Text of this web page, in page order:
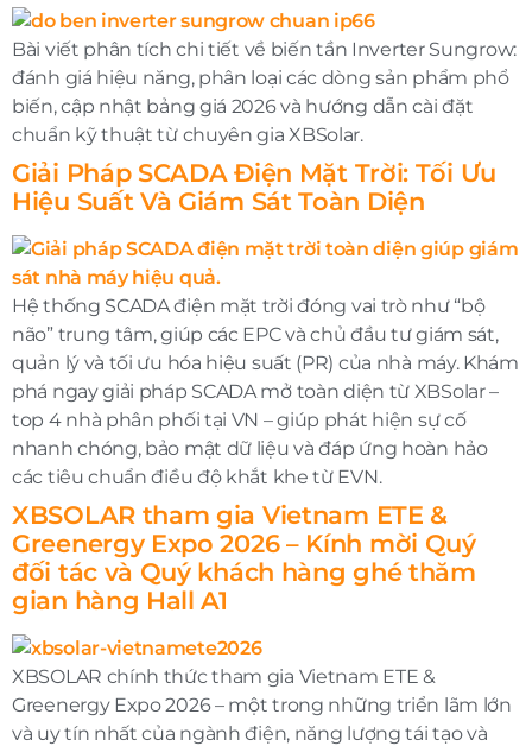
Bài viết phân tích chi tiết về biến tần Inverter Sungrow:
đánh giá hiệu năng, phân loại các dòng sản phẩm phổ
biến, cập nhật bảng giá 2026 và hướng dẫn cài đặt
chuẩn kỹ thuật từ chuyên gia XBSolar.
Giải Pháp SCADA Điện Mặt Trời: Tối Ưu
Hiệu Suất Và Giám Sát Toàn Diện
Hệ thống SCADA điện mặt trời đóng vai trò như “bộ
não” trung tâm, giúp các EPC và chủ đầu tư giám sát,
quản lý và tối ưu hóa hiệu suất (PR) của nhà máy. Khám
phá ngay giải pháp SCADA mở toàn diện từ XBSolar –
top 4 nhà phân phối tại VN – giúp phát hiện sự cố
nhanh chóng, bảo mật dữ liệu và đáp ứng hoàn hảo
các tiêu chuẩn điều độ khắt khe từ EVN.
XBSOLAR tham gia Vietnam ETE &
Greenergy Expo 2026 – Kính mời Quý
đối tác và Quý khách hàng ghé thăm
gian hàng Hall A1
XBSOLAR chính thức tham gia Vietnam ETE &
Greenergy Expo 2026 – một trong những triển lãm lớn
và uy tín nhất của ngành điện, năng lượng tái tạo và